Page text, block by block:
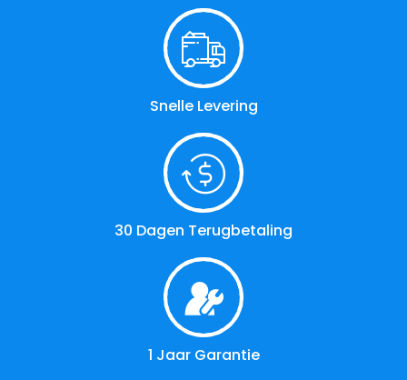
Snelle Levering
30 Dagen Terugbetaling
1 Jaar Garantie